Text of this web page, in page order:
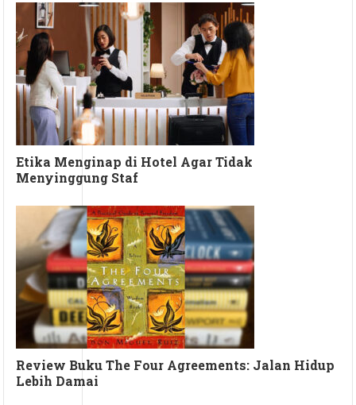
Etika Menginap di Hotel Agar Tidak
Menyinggung Staf
Review Buku The Four Agreements: Jalan Hidup
Lebih Damai